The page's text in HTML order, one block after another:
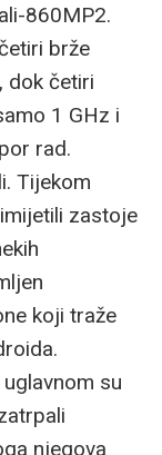
860MP2.
brže
dok četiri
1 GHz i
rad.
Tijekom
zastoje
koji traže
su
njegova